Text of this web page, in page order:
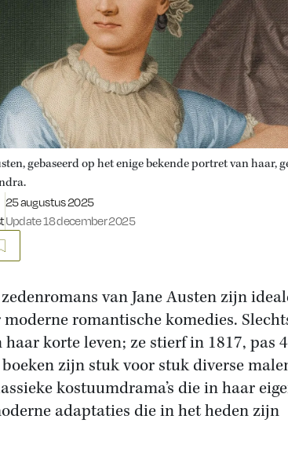
gebaseerd op het enige bekende portret van haar,
Gepubliceerd op:
25 augustus 2025
Update 18 december 2025
van Jane Austen zijn
romantische komedies.
haar korte leven; ze stierf in 1817, pas
zijn stuk voor stuk diverse
kostuumdrama’s die in haar
adaptaties die in het heden zijn